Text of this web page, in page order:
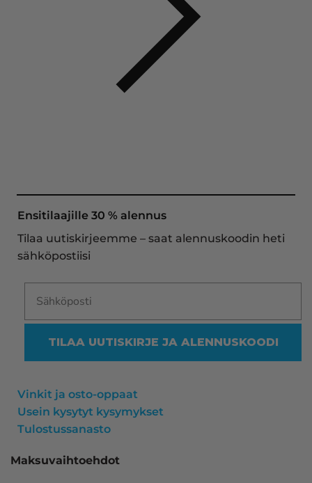
Ensitilaajille 30 % alennus
Tilaa uutiskirjeemme – saat alennuskoodin heti
sähköpostiisi
TILAA UUTISKIRJE JA ALENNUSKOODI
Vinkit ja osto-oppaat
Usein kysytyt kysymykset
Tulostussanasto
Maksuvaihtoehdot